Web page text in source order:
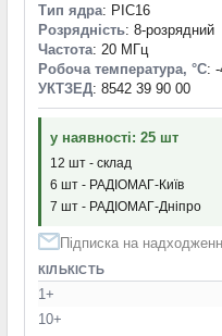
Тип ядра: PIC16
Розрядність: 8-розрядний
Частота: 20 МГц
Робоча температура, °С:
УКТЗЕД: 8542 39 90 00
у наявності: 25 шт
12 шт - склад
6 шт - РАДІОМАГ-Київ
7 шт - РАДІОМАГ-Дніпро
Підписка на
КІЛЬКІСТЬ
1+
10+